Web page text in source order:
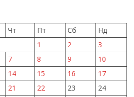
Чт Пт Сб
Нд
1
2
3
7 8 9
10
14 15 16
17
21 22 23
24